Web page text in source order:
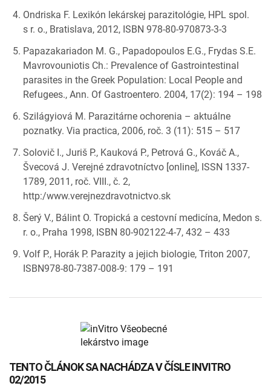
Ondriska F. Lexikón lekárskej parazitológie, HPL spol.
s r. o., Bratislava, 2012, ISBN 978-80-970873-3-3
Papazakariadon M. G., Papadopoulos E.G., Frydas S.E.
Mavrovouniotis Ch.: Prevalence of Gastrointestinal
parasites in the Greek Population: Local People and
Refugees., Ann. Of Gastroentero. 2004, 17(2): 194 – 198
Szilágyiová M. Parazitárne ochorenia – aktuálne
poznatky. Via practica, 2006, roč. 3 (11): 515 – 517
Solovič I., Juriš P., Kauková P., Petrová G., Kováč A.,
Švecová J. Verejné zdravotníctvo [online], ISSN 1337-
1789, 2011, roč. VIII., č. 2,
http:/www.verejnezdravotnictvo.sk
Šerý V., Bálint O. Tropická a cestovní medicína, Medon s.
r. o., Praha 1998, ISBN 80-902122-4-7, 432 – 433
Volf P., Horák P. Parazity a jejich biologie, Triton 2007,
ISBN978-80-7387-008-9: 179 – 191
TENTO ČLÁNOK SA NACHÁDZA V ČÍSLE INVITRO
02/2015